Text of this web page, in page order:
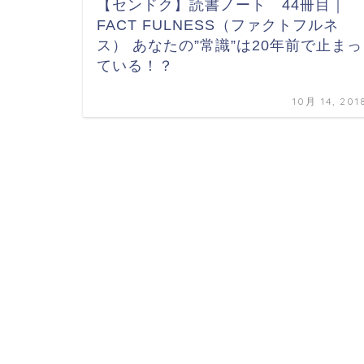
【センドク】読書ノート 44冊目｜
FACT FULNESS（ファクトフルネ
ス） あなたの”常識”は20年前で止まっ
ている！？
10月 14,